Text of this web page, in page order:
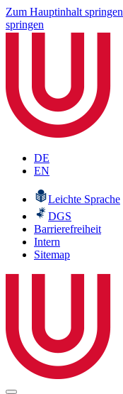
Zum Hauptinhalt springen
springen
DE
EN
Leichte Sprache
DGS
Barrierefreiheit
Intern
Sitemap